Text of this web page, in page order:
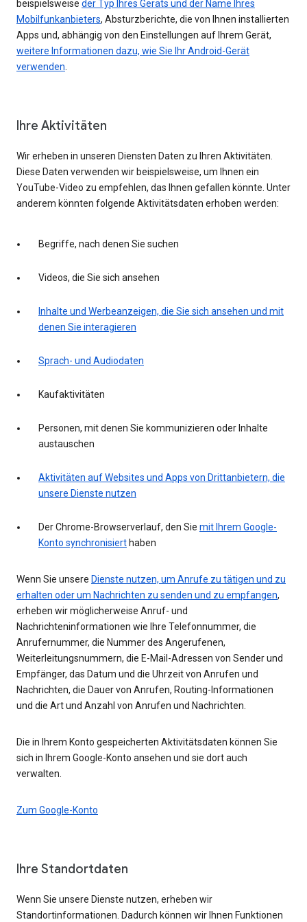
beispielsweise der Typ Ihres Geräts und der Name Ihres
Mobilfunkanbieters, Absturzberichte, die von Ihnen installierten
Apps und, abhängig von den Einstellungen auf Ihrem Gerät,
weitere Informationen dazu, wie Sie Ihr Android-Gerät
verwenden.
Ihre Aktivitäten
Wir erheben in unseren Diensten Daten zu Ihren Aktivitäten.
Diese Daten verwenden wir beispielsweise, um Ihnen ein
YouTube-Video zu empfehlen, das Ihnen gefallen könnte. Unter
anderem könnten folgende Aktivitätsdaten erhoben werden:
Begriffe, nach denen Sie suchen
Videos, die Sie sich ansehen
Inhalte und Werbeanzeigen, die Sie sich ansehen und mit
denen Sie interagieren
Sprach- und Audiodaten
Kaufaktivitäten
Personen, mit denen Sie kommunizieren oder Inhalte
austauschen
Aktivitäten auf Websites und Apps von Drittanbietern, die
unsere Dienste nutzen
Der Chrome-Browserverlauf, den Sie mit Ihrem Google-
Konto synchronisiert haben
Wenn Sie unsere Dienste nutzen, um Anrufe zu tätigen und zu
erhalten oder um Nachrichten zu senden und zu empfangen,
erheben wir möglicherweise Anruf- und
Nachrichteninformationen wie Ihre Telefonnummer, die
Anrufernummer, die Nummer des Angerufenen,
Weiterleitungsnummern, die E-Mail-Adressen von Sender und
Empfänger, das Datum und die Uhrzeit von Anrufen und
Nachrichten, die Dauer von Anrufen, Routing-Informationen
und die Art und Anzahl von Anrufen und Nachrichten.
Die in Ihrem Konto gespeicherten Aktivitätsdaten können Sie
sich in Ihrem Google-Konto ansehen und sie dort auch
verwalten.
Zum Google-Konto
Ihre Standortdaten
Wenn Sie unsere Dienste nutzen, erheben wir
Standortinformationen. Dadurch können wir Ihnen Funktionen